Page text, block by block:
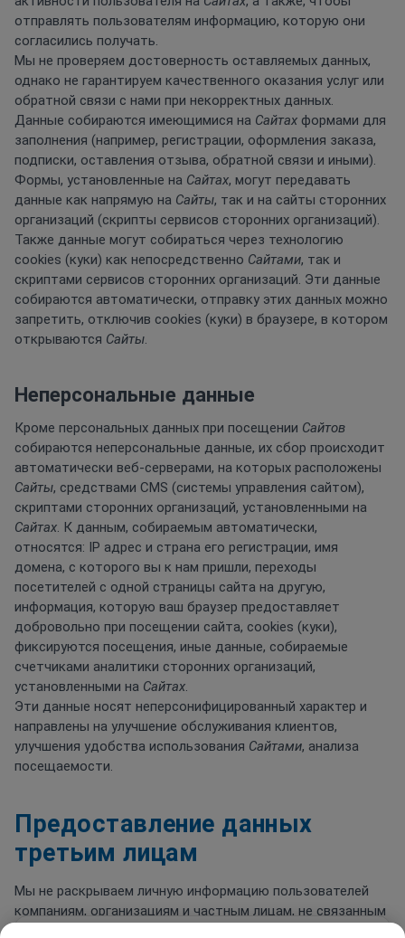
отправлять пользователям информацию, которую они
согласились получать.
Мы не проверяем достоверность оставляемых данных,
однако не гарантируем качественного оказания услуг или
обратной связи с нами при некорректных данных.
Данные собираются имеющимися на Сайтах формами для
заполнения (например, регистрации, оформления заказа,
подписки, оставления отзыва, обратной связи и иными).
Формы, установленные на Сайтах, могут передавать
данные как напрямую на Сайты, так и на сайты сторонних
организаций (скрипты сервисов сторонних организаций).
Также данные могут собираться через технологию
cookies (куки) как непосредственно Сайтами, так и
скриптами сервисов сторонних организаций. Эти данные
собираются автоматически, отправку этих данных можно
запретить, отключив cookies (куки) в браузере, в котором
открываются Сайты.
Неперсональные данные
Кроме персональных данных при посещении Сайтов
собираются неперсональные данные, их сбор происходит
автоматически веб-серверами, на которых расположены
Сайты, средствами CMS (системы управления сайтом),
скриптами сторонних организаций, установленными на
Сайтах. К данным, собираемым автоматически,
относятся: IP адрес и страна его регистрации, имя
домена, с которого вы к нам пришли, переходы
посетителей с одной страницы сайта на другую,
информация, которую ваш браузер предоставляет
добровольно при посещении сайта, cookies (куки),
фиксируются посещения, иные данные, собираемые
счетчиками аналитики сторонних организаций,
установленными на Сайтах.
Эти данные носят неперсонифицированный характер и
направлены на улучшение обслуживания клиентов,
улучшения удобства использования Сайтами, анализа
посещаемости.
Предоставление данных
третьим лицам
Мы не раскрываем личную информацию пользователей
компаниям, организациям и частным лицам, не связанным